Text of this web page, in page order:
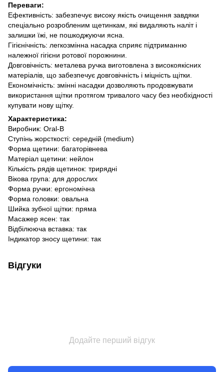
Переваги:
Ефективність: забезпечує високу якість очищення завдяки
спеціально розробленим щетинкам, які видаляють наліт і
залишки їжі, не пошкоджуючи ясна.
Гігієнічність: легкозмінна насадка сприяє підтриманню
належної гігієни ротової порожнини.
Довговічність: металева ручка виготовлена з високоякісних
матеріалів, що забезпечує довговічність і міцність щітки.
Економічність: змінні насадки дозволяють продовжувати
використання щітки протягом тривалого часу без необхідності
купувати нову щітку.
Характеристика:
Виробник: Oral-B
Ступінь жорсткості: середній (medium)
Форма щетини: багаторівнева
Матеріал щетини: нейлон
Кількість рядів щетинок: трирядні
Вікова група: для дорослих
Форма ручки: ергономічна
Форма головки: овальна
Шийка зубної щітки: пряма
Масажер ясен: так
Відбілююча вставка: так
Індикатор зносу щетини: так
Відгуки
Додайте перший відгук